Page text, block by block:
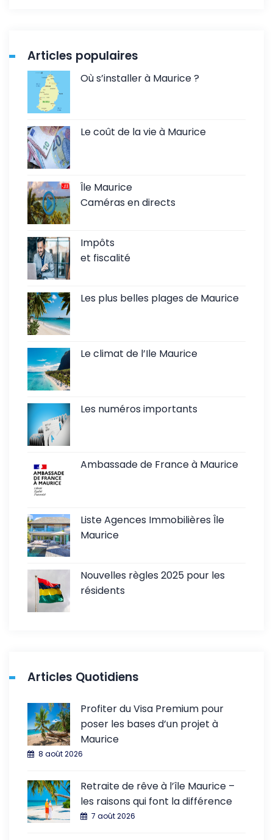
Articles populaires
Où s’installer à Maurice ?
Le coût de la vie à Maurice
Île Maurice
Caméras en directs
Impôts
et fiscalité
Les plus belles plages de Maurice
Le climat de l’Ile Maurice
Les numéros importants
Ambassade de France à Maurice
Liste Agences Immobilières Île
Maurice
Nouvelles règles 2025 pour les
résidents
Articles Quotidiens
Profiter du Visa Premium pour
poser les bases d’un projet à
Maurice
8 août 2026
Retraite de rêve à l’île Maurice –
les raisons qui font la différence
7 août 2026